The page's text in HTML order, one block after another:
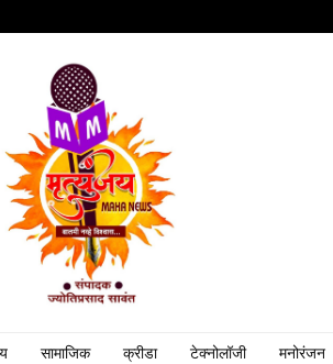
सामाजिक क्रीडा टेक्नोलॉजी मनोरंजन